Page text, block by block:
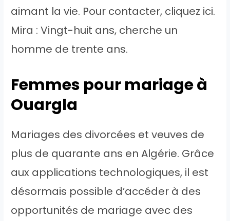
aimant la vie. Pour contacter, cliquez ici.
Mira : Vingt-huit ans, cherche un
homme de trente ans.
Femmes pour mariage à
Ouargla
Mariages des divorcées et veuves de
plus de quarante ans en Algérie. Grâce
aux applications technologiques, il est
désormais possible d’accéder à des
opportunités de mariage avec des